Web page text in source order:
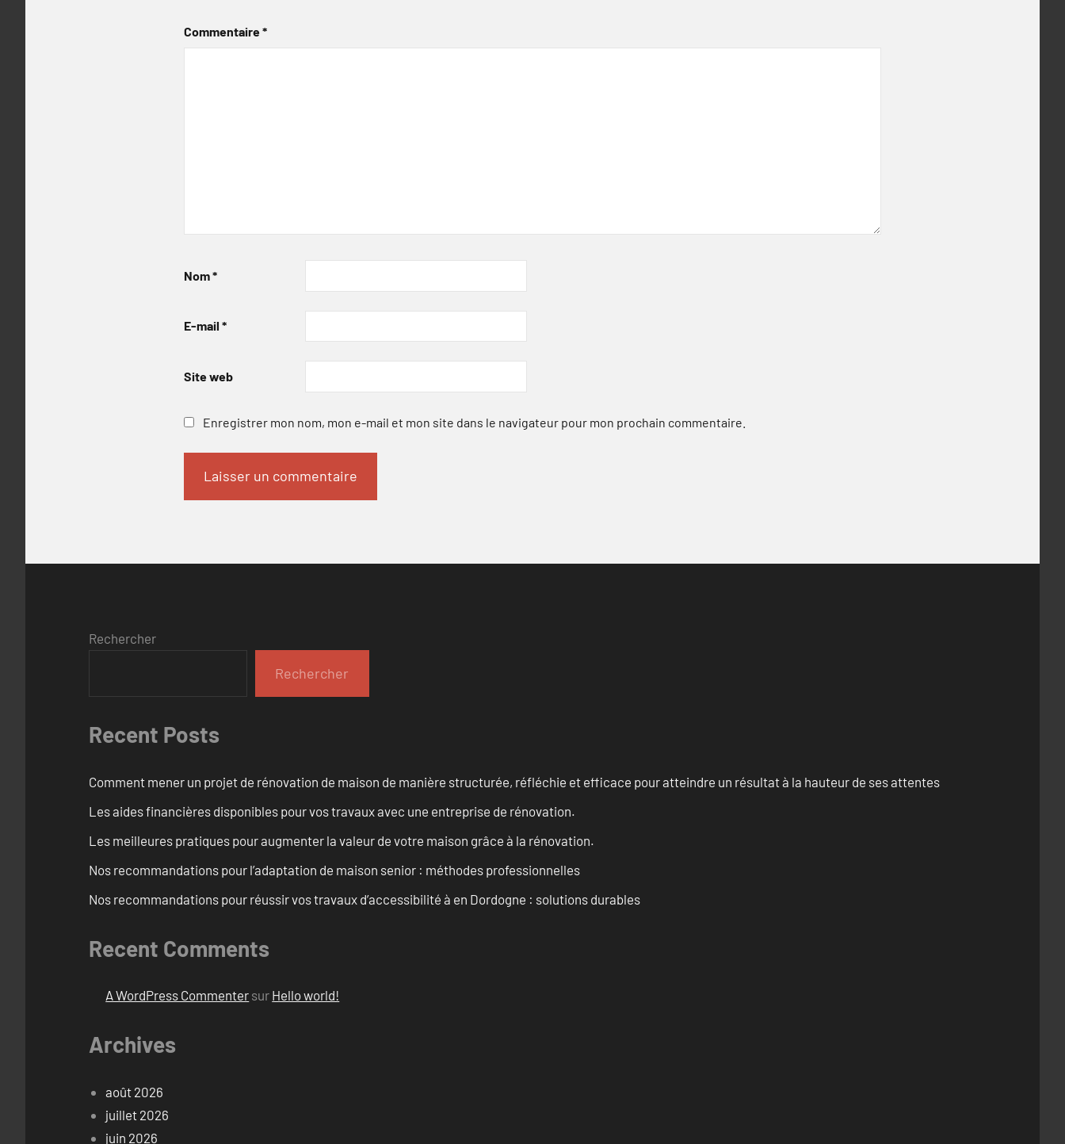
Commentaire*
Nom*
E-mail *
Site web
Enregistrer mon nom, mon e-mail et mon site dans le navigateur pour mon prochain commentaire.
Rechercher
Rechercher
Recent Posts
Comment mener un projet de rénovation de maison de manière structurée, réfléchie et efficace pour atteindre un résultat à la hauteur de ses attentes
Les aides financières disponibles pour vos travaux avec une entreprise de rénovation.
Les meilleures pratiques pour augmenter la valeur de votre maison grâce à la rénovation.
Nos recommandations pour l’adaptation de maison senior : méthodes professionnelles
Nos recommandations pour réussir vos travaux d’accessibilité à en Dordogne : solutions durables
Recent Comments
A WordPress Commenter sur Hello world!
Archives
août 2026
juillet 2026
juin 2026